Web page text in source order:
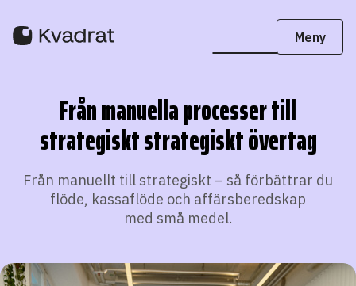
Från manuella processer till
strategiskt strategiskt övertag
Från manuellt till strategiskt – så förbättrar du
flöde, kassaflöde och affärsberedskap
med små medel.